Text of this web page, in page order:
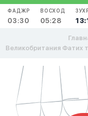
ФАДЖР
03:30
ВОСХОД
05:28
Великобритания Фатих